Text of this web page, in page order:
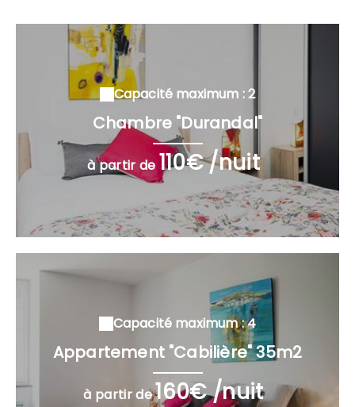
Capacité maximum : 2
Chambre "Durandal"
à partir de110€ /nuit
Capacité maximum : 4
Appartement "Cabilière" 35m2
à partir de160€ /nuit